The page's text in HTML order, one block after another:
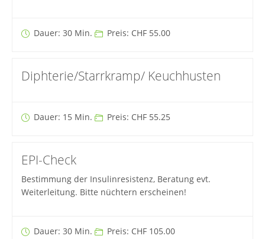
Dauer: 30 Min. Preis: CHF 55.00
Diphterie/Starrkramp/ Keuchhusten
Dauer: 15 Min. Preis: CHF 55.25
EPI-Check
Bestimmung der Insulinresistenz, Beratung evt.
Weiterleitung. Bitte nüchtern erscheinen!
Dauer: 30 Min. Preis: CHF 105.00